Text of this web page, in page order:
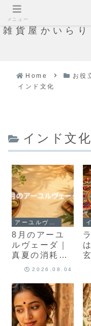
雑貨屋かいらり
Home お役
インド文化
インド文化
8月のアーユ
ルヴェーダ｜
真夏の消耗を
ためこまない
2026.08.04
メニュー